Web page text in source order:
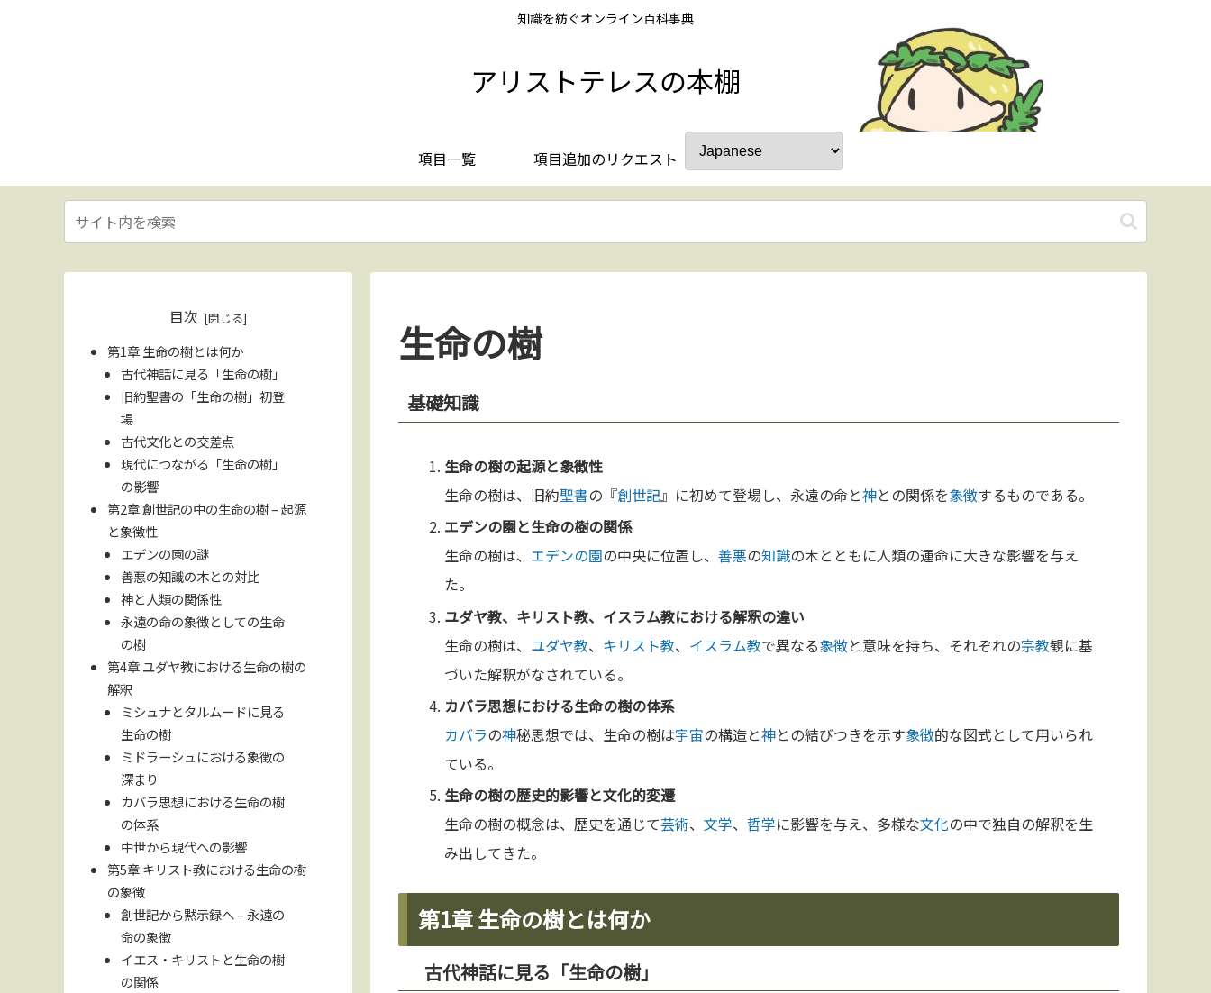
知識を紡ぐオンライン百科事典
アリストテレスの本棚
項目一覧 項目追加のリクエスト
生命の樹
基礎知識
生命の樹の起源と象徴性
生命の樹は、旧約聖書の『創世記』に初めて登場し、永遠の命と神との関係を象徴するものである。
エデンの園と生命の樹の関係
生命の樹は、 エデンの園の中央に位置し、善悪の知識の木とともに人類の運命に大きな影響を与え
た。
ユダヤ教、 キリスト教、 イスラム教における解釈の違い
生命の樹は、 ユダヤ教、 キリスト教、 イスラム教で異なる象徴と意味を持ち、それぞれの宗教観に基
づいた解釈がなされている。
カバラ思想における生命の樹の体系
カバラの神秘思想では、生命の樹は宇宙の構造と神との結びつきを示す象徴的な図式として用いられ
ている。
生命の樹の歴史的影響と文化的変遷
生命の樹の概念は、歴史を通じて芸術、文学、 哲学に影響を与え、多様な文化の中で独自の解釈を生
み出してきた。
第1章 生命の樹とは何か
古代神話に見る「生命の樹」
目次
第1章 生命の樹とは何か
古代神話に見る「生命の樹」
旧約聖書の「生命の樹」初登
場
古代文化との交差点
現代につながる「生命の樹」
の影響
第2章 創世記の中の生命の樹 – 起源
と象徴性
エデンの園の謎
善悪の知識の木との対比
神と人類の関係性
永遠の命の象徴としての生命
の樹
第4章 ユダヤ教における生命の樹の
解釈
ミシュナとタルムードに見る
生命の樹
ミドラーシュにおける象徴の
深まり
カバラ思想における生命の樹
の体系
中世から現代への影響
第5章 キリスト教における生命の樹
の象徴
創世記から黙示録へ – 永遠の
命の象徴
イエス・キリストと生命の樹
の関係